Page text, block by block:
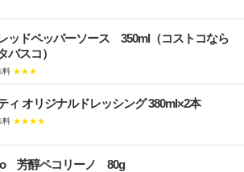
ッドペッパーソース 350ml（コストコなら
バスコ）
料 ★★★
ィ オリジナルドレッシング 380ml×2本
料 ★★★★
芳醇ペコリーノ 80g